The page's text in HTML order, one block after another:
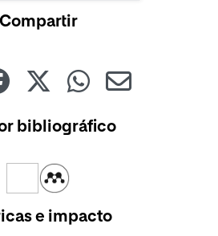
Compartir
bibliográfico
e impacto